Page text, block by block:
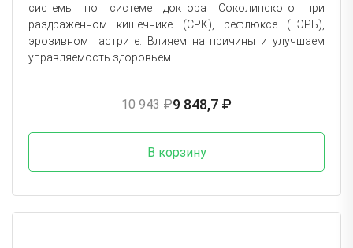
системы по системе доктора Соколинского при
раздраженном кишечнике (СРК), рефлюксе (ГЭРБ),
эрозивном гастрите. Влияем на причины и улучшаем
управляемость здоровьем
10 943 ₽9 848,7 ₽
В корзину